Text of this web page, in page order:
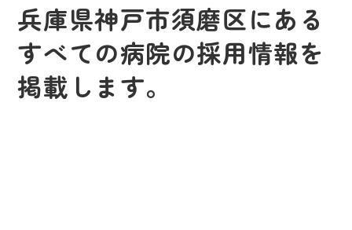
兵庫県神戸市須磨区にある
すべての病院の採用情報を
掲載します。